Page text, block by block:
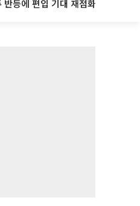
등에 편입 기대 재점화